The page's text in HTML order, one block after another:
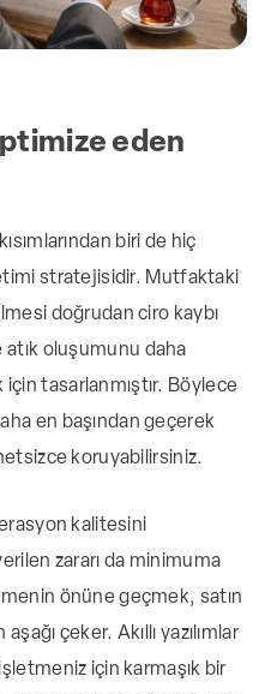
eden
biri de hiç
stratejisidir. Mutfaktaki
doğrudan ciro kaybı
oluşumunu daha
tasarlanmıştır. Böylece
en başından geçerek
koruyabilirsiniz.
kalitesini
zararı da minimuma
önüne geçmek, satın
çeker. Akıllı yazılımlar
için karmaşık bir